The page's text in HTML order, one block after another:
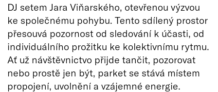
DJ setem Jara Viňarského, otevřenou výzvou
ke společnému pohybu. Tento sdílený prostor
přesouvá pozornost od sledování k účasti, od
individuálního prožitku ke kolektivnímu rytmu.
Ať už návštěvnictvo přijde tančit, pozorovat
nebo prostě jen být, parket se stává místem
propojení, uvolnění a vzájemné energie.